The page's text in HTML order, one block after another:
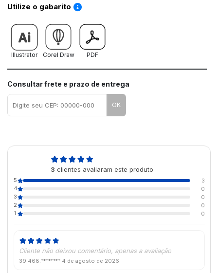
Utilize o gabarito Saiba como utilizar os nossos gabaritos
Illustrator Corel Draw PDF
Consultar frete e prazo de entrega
OK
3 clientes avaliaram este produto
5
3
4
0
3
0
2
0
1
0
Cliente não deixou comentário, apenas a avaliação
39.468.******** 4 de agosto de 2026